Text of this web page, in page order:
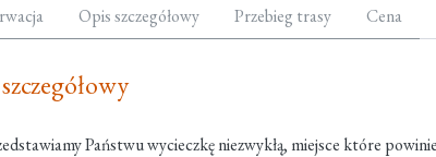
Opis szczegółowy Przebieg trasy Cena
Państwu wycieczkę niezwykłą, miejsce które